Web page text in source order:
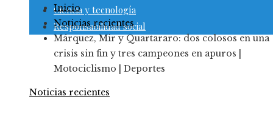
Ciencia y tecnología
Responsabilidad social
Inicio
Noticias recientes
Márquez, Mir y Quartararo: dos colosos en una
crisis sin fin y tres campeones en apuros |
Motociclismo | Deportes
Noticias recientes